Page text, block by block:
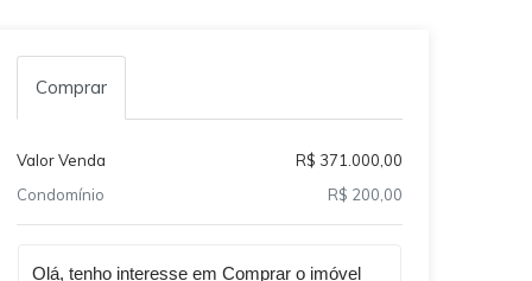
Comprar
Valor Venda
R$ 371.000,00
Condomínio
R$ 200,00